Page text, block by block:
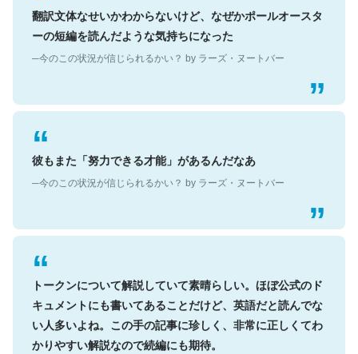
翻訳文体なせいかわからないけど、なぜかポールオースタ
ーの短編を読んだような気持ちになった
─今のこの状況が信じられるかい？ by ラーズ・ヌートバー
彼もまた「努力できる才能」があるんだなあ
─今のこの状況が信じられるかい？ by ラーズ・ヌートバー
トークンについて解説していて素晴らしい。ほぼ公式のド
キュメントにも書いてあることだけど、英語だと読んでな
い人多いよね。この手の記事に珍しく、非常に正しくてわ
かりやすい解説なので続編にも期待。